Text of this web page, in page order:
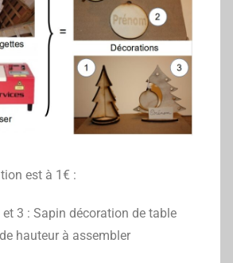
est à 1€ :
3 : Sapin décoration de table
hauteur à assembler